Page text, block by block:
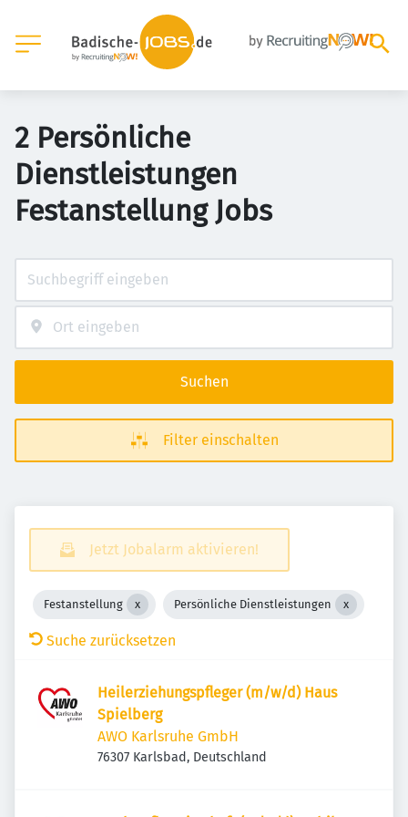
2 Persönliche
Dienstleistungen
Festanstellung Jobs
Suchen
Filter einschalten
Jetzt Jobalarm aktivieren!
Festanstellung Persönliche Dienstleistungen
Suche zurücksetzen
Heilerziehungspfleger (m/w/d) Haus
Spielberg
AWO Karlsruhe GmbH
76307 Karlsbad, Deutschland